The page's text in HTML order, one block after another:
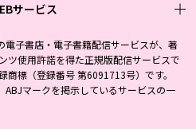
書
タイ yomitai
ィクション
サービス
電子書店・電子書籍配信サービスが、著
ツ使用許諾を得た正規版配信サービスで
商標（登録番号 第6091713号）です。
ABJマークを掲示しているサービスの一